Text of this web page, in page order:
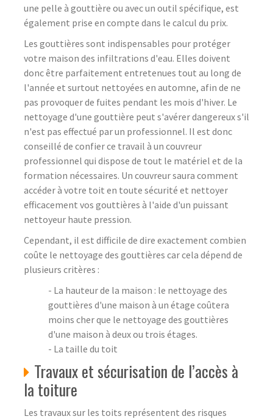
une pelle à gouttière ou avec un outil spécifique, est
également prise en compte dans le calcul du prix.
Les gouttières sont indispensables pour protéger
votre maison des infiltrations d'eau. Elles doivent
donc être parfaitement entretenues tout au long de
l'année et surtout nettoyées en automne, afin de ne
pas provoquer de fuites pendant les mois d'hiver. Le
nettoyage d'une gouttière peut s'avérer dangereux s'il
n'est pas effectué par un professionnel. Il est donc
conseillé de confier ce travail à un couvreur
professionnel qui dispose de tout le matériel et de la
formation nécessaires. Un couvreur saura comment
accéder à votre toit en toute sécurité et nettoyer
efficacement vos gouttières à l'aide d'un puissant
nettoyeur haute pression.
Cependant, il est difficile de dire exactement combien
coûte le nettoyage des gouttières car cela dépend de
plusieurs critères :
- La hauteur de la maison : le nettoyage des
gouttières d'une maison à un étage coûtera
moins cher que le nettoyage des gouttières
d'une maison à deux ou trois étages.
- La taille du toit
Travaux et sécurisation de l’accès à
la toiture
Les travaux sur les toits représentent des risques